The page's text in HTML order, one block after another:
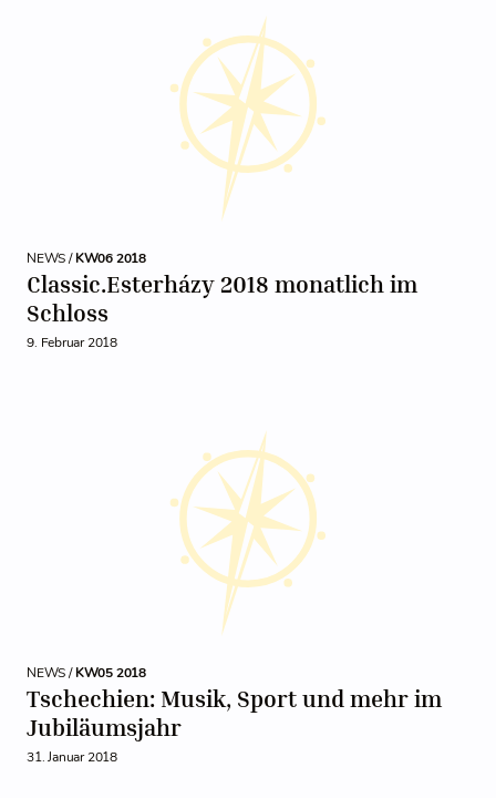
NEWS /KW06 2018
Classic.Esterházy 2018 monatlich im
Schloss
9. Februar 2018
NEWS /KW05 2018
Tschechien: Musik, Sport und mehr im
Jubiläumsjahr
31. Januar 2018